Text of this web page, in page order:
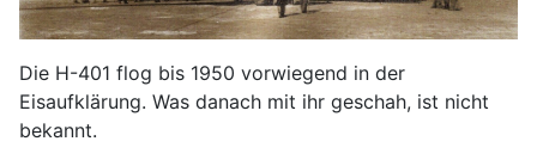
Die H-401 flog bis 1950 vorwiegend in der
Eisaufklärung. Was danach mit ihr geschah, ist nicht
bekannt.